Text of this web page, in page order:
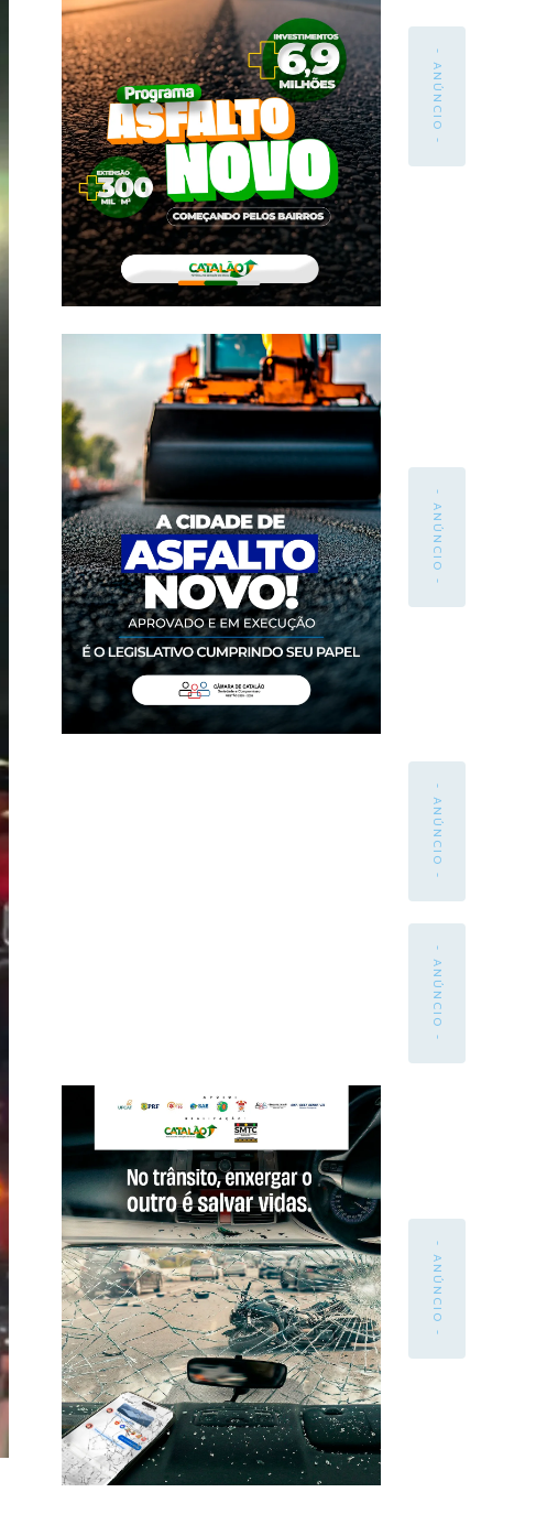
- ANÚNCIO -
- ANÚNCIO -
- ANÚNCIO -
- ANÚNCIO -
- ANÚNCIO -